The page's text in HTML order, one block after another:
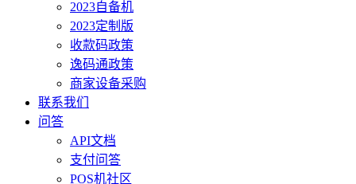
2023自备机
2023定制版
收款码政策
逸码通政策
商家设备采购
联系我们
问答
API文档
支付问答
POS机社区